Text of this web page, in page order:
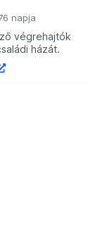
napja
végrehajtók
házát.